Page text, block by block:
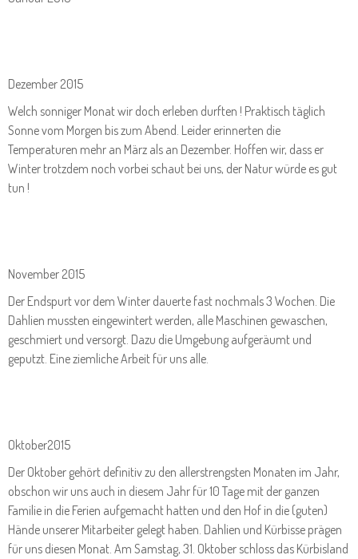
Dezember 2015
Welch sonniger Monat wir doch erleben durften ! Praktisch täglich
Sonne vom Morgen bis zum Abend. Leider erinnerten die
Temperaturen mehr an März als an Dezember. Hoffen wir, dass er
Winter trotzdem noch vorbei schaut bei uns, der Natur würde es gut
tun !
November 2015
Der Endspurt vor dem Winter dauerte fast nochmals 3 Wochen. Die
Dahlien mussten eingewintert werden, alle Maschinen gewaschen,
geschmiert und versorgt. Dazu die Umgebung aufgeräumt und
geputzt. Eine ziemliche Arbeit für uns alle.
Oktober2015
Der Oktober gehört definitiv zu den allerstrengsten Monaten im Jahr,
obschon wir uns auch in diesem Jahr für 10 Tage mit der ganzen
Familie in die Ferien aufgemacht hatten und den Hof in die (guten)
Hände unserer Mitarbeiter gelegt haben. Dahlien und Kürbisse prägen
für uns diesen Monat. Am Samstag, 31. Oktober schloss das Kürbisland